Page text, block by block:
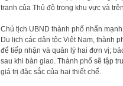
tranh của Thủ đô trong khu vực và
Chủ tịch UBND thành phố nhấn
Du lịch các dân tộc Việt Nam, thành
để tiếp nhận và quản lý hai đơn vị;
sau khi bàn giao. Thành phố sẽ tập
giá trị đặc sắc của hai thiết chế.